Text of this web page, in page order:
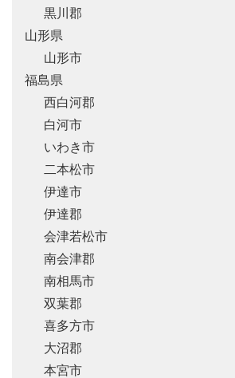
黒川郡
山形県
山形市
福島県
西白河郡
白河市
いわき市
二本松市
伊達市
伊達郡
会津若松市
南会津郡
南相馬市
双葉郡
喜多方市
大沼郡
本宮市